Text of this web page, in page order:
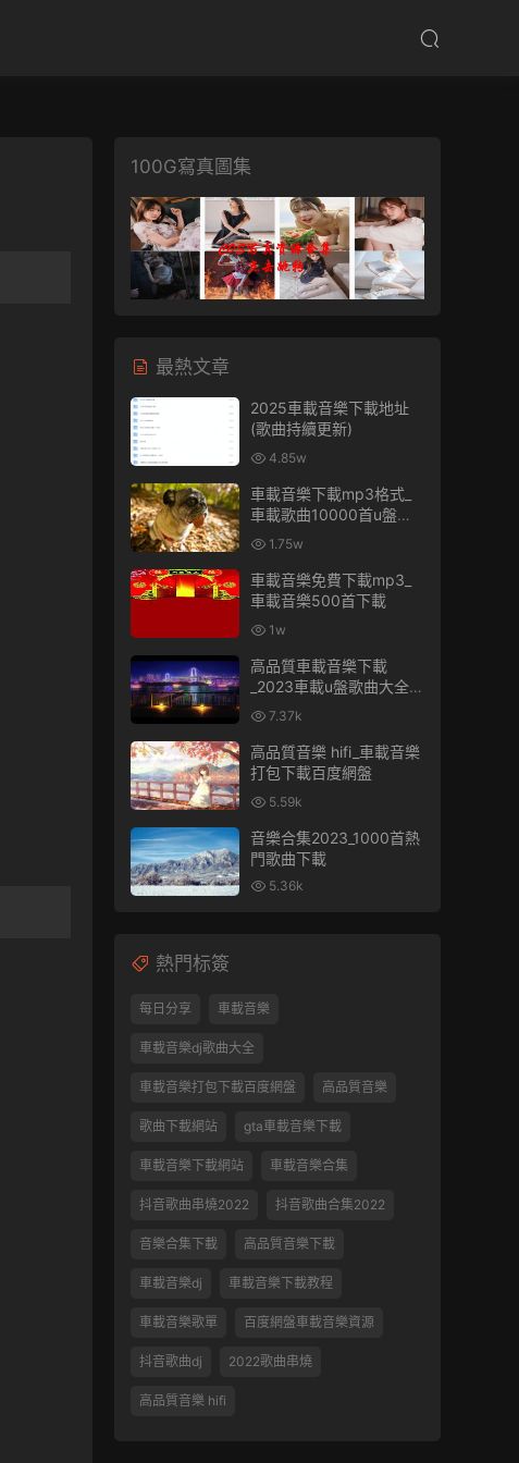
100G寫真圖集
最熱文章
2025車載音樂下載地址
(歌曲持續更新)
4.85w
車載音樂下載mp3格式_
車載歌曲10000首u盤免
費 1.75w
車載音樂免費下載mp3_
車載音樂500首下載
1w
高品質車載音樂下載
_2023車載u盤歌曲大全下
載 7.37k
高品質音樂 hifi_車載音樂
打包下載百度網盤
5.59k
音樂合集2023_1000首熱
門歌曲下載
5.36k
熱門标簽
每日分享 車載音樂
車載音樂dj歌曲大全
車載音樂打包下載百度網盤 高品質音樂
歌曲下載網站 gta車載音樂下載
車載音樂下載網站 車載音樂合集
抖音歌曲串燒2022 抖音歌曲合集2022
音樂合集下載 高品質音樂下載
車載音樂dj 車載音樂下載教程
車載音樂歌單 百度網盤車載音樂資源
抖音歌曲dj 2022歌曲串燒
高品質音樂 hifi